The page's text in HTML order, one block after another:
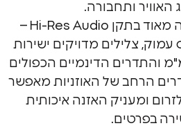
✔ צליל באיכות גבוהה מאוד בתקן Hi-Res Audio –
מדויקים ישירות
11 מ"מ והתדרים הדינמיים הכפולים
של האוזניות מאפשר
האזנה איכותית